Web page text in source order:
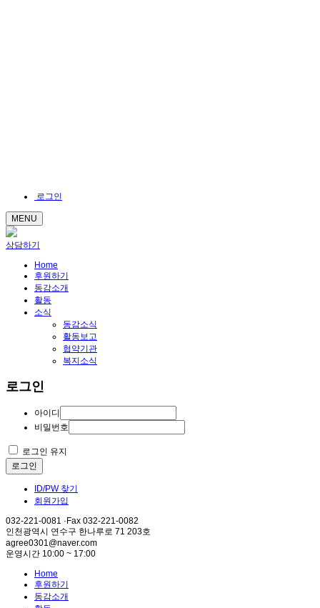
로그인
MENU
상담하기
Home
후원하기
동감소개
활동
소식
동감소식
활동보고
협약기관
복지소식
로그인
아이디
비밀번호
로그인 유지
로그인
ID/PW 찾기
회원가입
032-221-0081 ·Fax 032-221-0082
인천광역시 연수구 한나루로 71 203호
agree0301@naver.com
운영시간 10:00 ~ 17:00
Home
후원하기
동감소개